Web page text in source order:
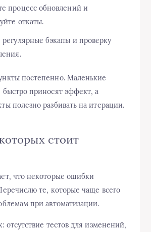
процесс обновлений и
откаты.
регулярные бэкапы и проверку
постепенно. Маленькие
быстро приносят эффект, а
полезно разбивать на итерации.
стоит
что некоторые ошибки
те, которые чаще всего
при автоматизации.
отсутствие тестов для изменений,